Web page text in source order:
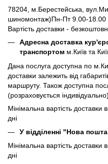
78204, м.Берестейська,
шиномонтаж)Пн-Пт 9.00-
Вартість доставки -
Адресна доставка
транспортом м.Київ та
Дана послуга доступна по
доставки залежить від
маршруту. Також доступна
(розраховується індивідуально)
Мінімальна вартість доставки
дні
У відділенні "Нова
Мінімальна вартість доставки
дні